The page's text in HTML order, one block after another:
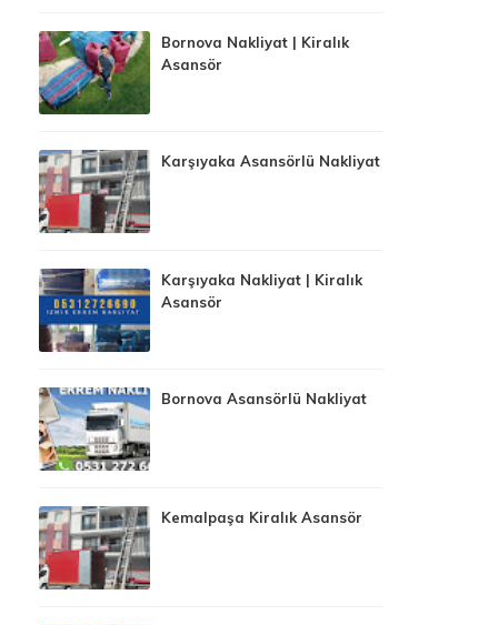
Bornova Nakliyat | Kiralık
Asansör
Karşıyaka Asansörlü Nakliyat
Karşıyaka Nakliyat | Kiralık
Asansör
Bornova Asansörlü Nakliyat
Kemalpaşa Kiralık Asansör